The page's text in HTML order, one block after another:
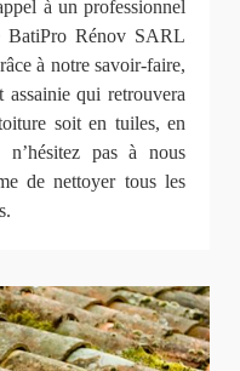
à un professionnel
BatiPro Rénov SARL
à notre savoir-faire,
qui retrouvera
soit en tuiles, en
pas à nous
de nettoyer tous les